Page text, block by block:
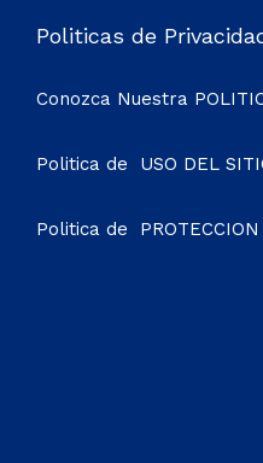
Politicas de
Conozca Nuestra
Politica de USO DEL
Politica de